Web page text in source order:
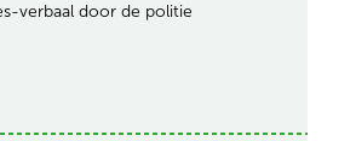
verbaal door de politie